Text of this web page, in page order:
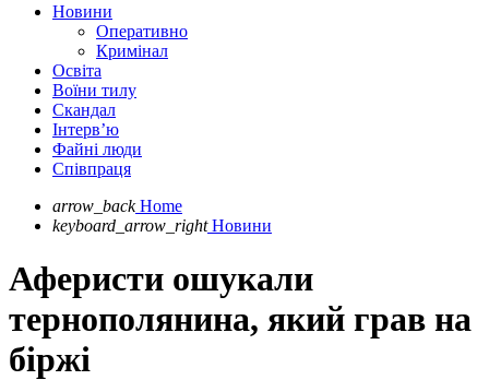
Новини
Оперативно
Кримінал
Освіта
Воїни тилу
Скандал
Інтерв’ю
Файні люди
Співпраця
arrow_back Home
keyboard_arrow_right Новини
Аферисти ошукали
тернополянина, який грав на
біржі